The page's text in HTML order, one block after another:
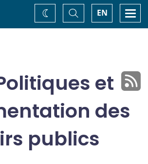
EN
Basculer
la
recherche
Changez
de
et
des
publics